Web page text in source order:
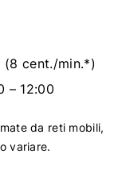
(8 cent./min.*)
– 12:00
da reti mobili,
variare.